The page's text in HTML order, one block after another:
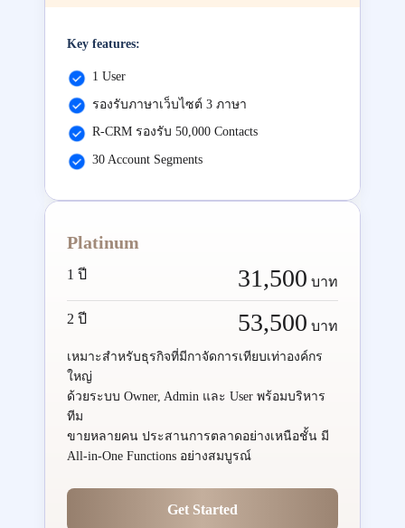
Key features:
1 User
รองรับภาษาเว็บไซต์ 3 ภาษา
R-CRM รองรับ 50,000 Contacts
30 Account Segments
Platinum
1 ปี 31,500 บาท
2 ปี 53,500 บาท
เหมาะสำหรับธุรกิจที่มีกาจัดการเทียบเท่าองค์กร
ใหญ่
ด้วยระบบ Owner, Admin และ User พร้อมบริหาร
ทีม
ขายหลายคน ประสานการตลาดอย่างเหนือชั้น มี
All-in-One Functions อย่างสมบูรณ์
Get Started